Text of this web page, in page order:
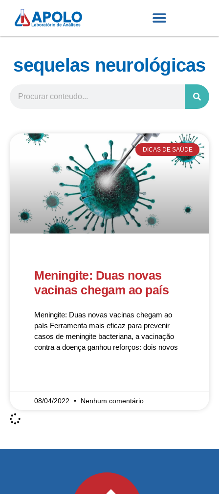
sequelas neurológicas
DICAS DE SAÚDE
Meningite: Duas novas
vacinas chegam ao país
Meningite: Duas novas vacinas chegam ao
país Ferramenta mais eficaz para prevenir
casos de meningite bacteriana, a vacinação
contra a doença ganhou reforços: dois novos
08/04/2022 Nenhum comentário